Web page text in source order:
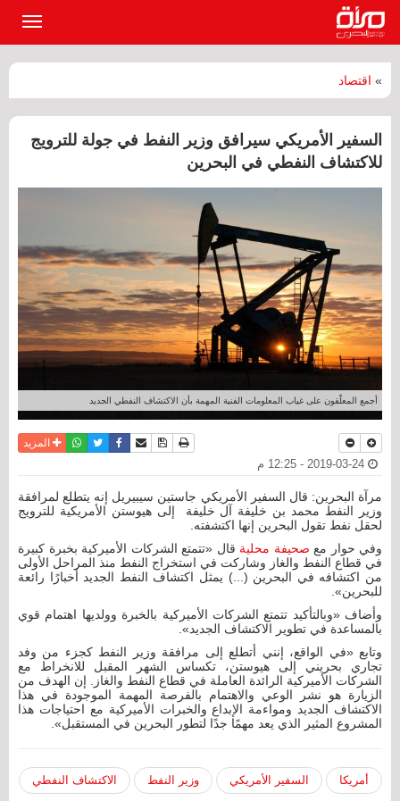
» اقتصاد
السفير الأمريكي سيرافق وزير النفط في جولة للترويج
للاكتشاف النفطي في البحرين
أجمع المعلّقون على غياب المعلومات الفنية المهمة بأن الاكتشاف النفطي الجديد
نسخة للطباعة
حفظ الموضوع
أرسل الى صديق
فيسبوكتويترواتسابالمزيد
مرآة البحرين: قال السفير الأمريكي‭ ‬جاستين‭ ‬سيبيريل ‬إنه يتطلع لمرافقة
وزير النفط محمد بن خليفة آل خليفة إلى هيوستن الأمريكية للترويج
لحقل نفط تقول البحرين إنها اكتشفته.
وفي حوار مع صحيفة محلية
‬للبحرين».
‬بالمساعدة‭ ‬في‭ ‬تطوير‭ ‬الاكتشاف‭ ‬الجديد».
‬المشروع‭ ‬المثير‭ ‬الذي‭ ‬يعد‭ ‬مهمًا‭ ‬جدًا‭ ‬لتطور‭ ‬البحرين‭ ‬في‭ ‬المستقبل‭.«‬
أمريكا السفير الأمريكي وزير النفط الاكتشاف النفطي